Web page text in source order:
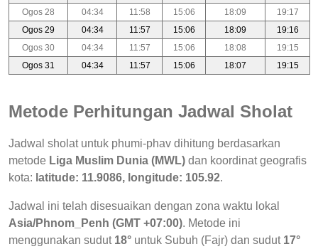
Ogos 28
04:34 11:58 15:06 18:09
19:17
Ogos 29
04:34 11:57 15:06 18:09
19:16
Ogos 30
04:34 11:57 15:06 18:08
19:15
Ogos 31
04:34 11:57 15:06 18:07 19:15
Metode Perhitungan Jadwal Sholat
Jadwal sholat untuk phumi-phav dihitung berdasarkan
metode Liga Muslim Dunia (MWL) dan koordinat geografis
kota: latitude: 11.9086, longitude: 105.92.
Jadwal ini telah disesuaikan dengan zona waktu lokal
Asia/Phnom_Penh (GMT +07:00). Metode ini
menggunakan sudut 18° untuk Subuh (Fajr) dan sudut 17°